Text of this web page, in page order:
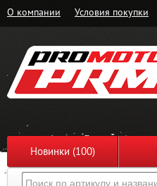
О компании Условия покупки
Новинки (100)